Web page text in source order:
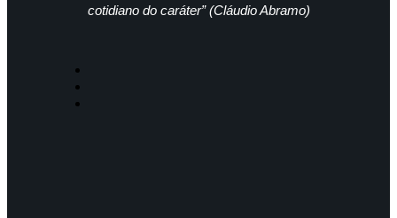
cotidiano do caráter” (Cláudio Abramo)